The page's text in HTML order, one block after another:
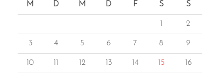
M D M D F S S
1 2
3 4 5 6 7 8 9
10 11 12 13 14 15 16